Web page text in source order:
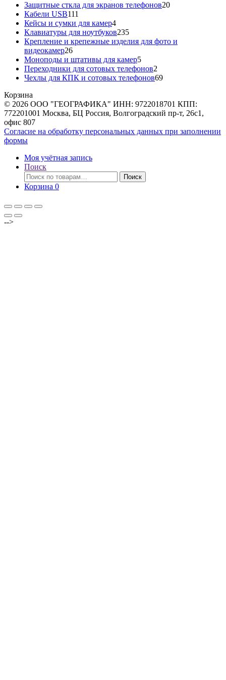
Защитные сткла для экранов телефонов2020
Кабели USB111
товаров
Кейсы и сумки для камер44
товара
Клавиатуры для ноутбуков235235
товаров
Крепление и крепежные изделия для фото и
видеокамер2626
товаров
Моноподы и штативы для камер55
товаров
Переходники для сотовых телефонов2
товара
Чехлы для КПК и сотовых телефонов6969
Корзина
© 2026 ООО "ГЕОГРАФИКА" ИНН: 9722018701 КПП:
772201001 Москва, БЦ Россия, Волгоградский пр-т, 26с1,
офис 807
Согласие на обработку персональных данных при заполнении
формы
Моя учётная запись
Поиск
Искать:
Поиск
Корзина 0
-->